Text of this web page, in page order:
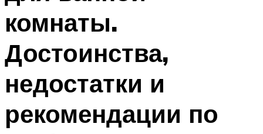
комнаты.
Достоинства,
недостатки и
рекомендации по